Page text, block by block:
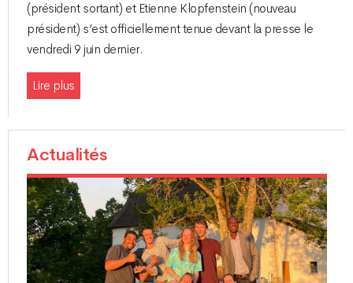
(président sortant) et Etienne Klopfenstein (nouveau
président) s’est officiellement tenue devant la presse le
vendredi 9 juin dernier.
Lire plus
Actualités